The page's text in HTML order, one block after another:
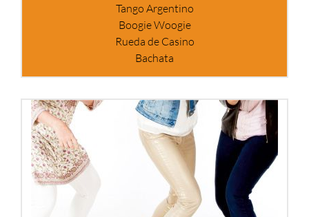
Tango Argentino
Boogie Woogie
Rueda de Casino
Bachata